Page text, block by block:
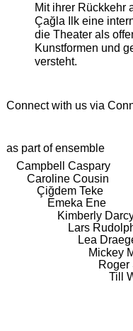
Mit ihrer Rückkehr
Çağla Ilk eine
die Theater als
Kunstformen und
versteht.
Connect with us via
as part of ensemble
Campbell Caspary
Caroline Cousin
Çiğdem Teke
Emeka Ene
Kimberly
Lars
Lea
Mickey
Roger
Till